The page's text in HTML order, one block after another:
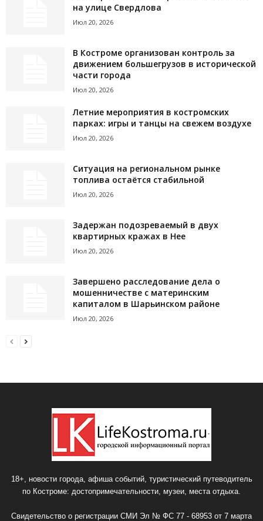
на улице Свердлова
Июл 20, 2026
В Костроме организован контроль за
движением большегрузов в исторической
части города
Июл 20, 2026
Летние мероприятия в костромских
парках: игры и танцы на свежем воздухе
Июл 20, 2026
Ситуация на региональном рынке
топлива остаётся стабильной
Июл 20, 2026
Задержан подозреваемый в двух
квартирных кражах в Нее
Июл 20, 2026
Завершено расследование дела о
мошенничестве с материнским
капиталом в Шарьинском районе
Июл 20, 2026
18+, новости города, афиша событий, туристический путеводитель
по Костроме: достопримечательности, музеи, места отдыха.
Свидетельство о регистрации СМИ Эл № ФС 77 - 68953 от 7 марта